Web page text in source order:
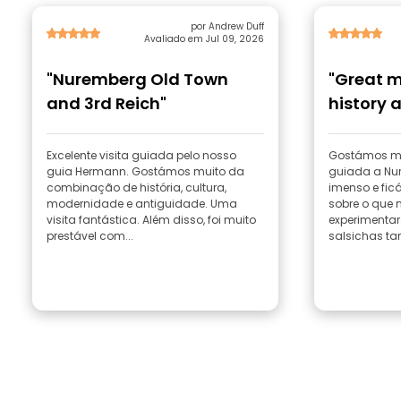
por Andrew Duff
Avaliado em Jul 09, 2026
"Nuremberg Old Town
and 3rd Reich"
Excelente visita guiada pelo nosso
guia Hermann. Gostámos muito da
combinação de história, cultura,
modernidade e antiguidade. Uma
visita fantástica. Além disso, foi muito
prestável com...
"Great
history
Gostámos
guiada a
imenso e
sobre o que
salsichas